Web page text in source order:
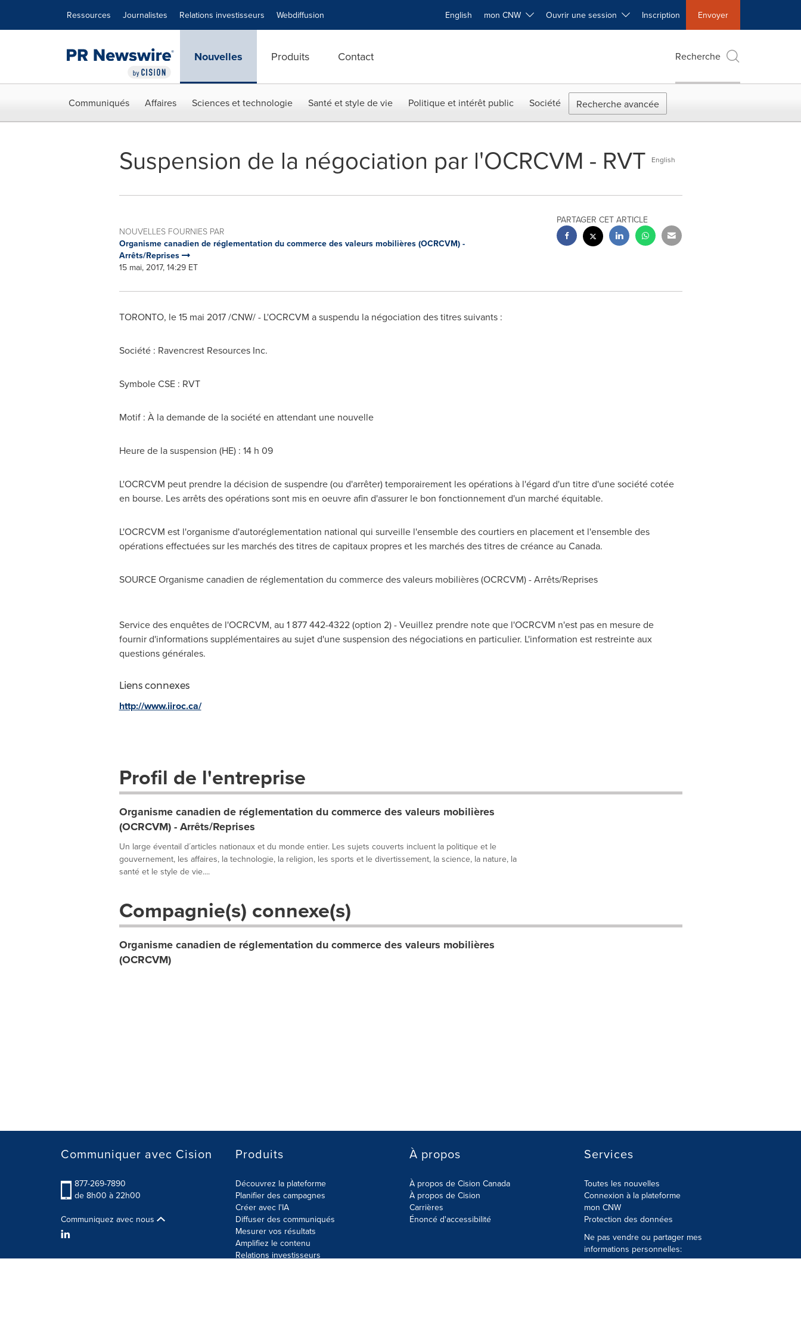
Ressources Journalistes Relations investisseurs Webdiffusion English mon CNW Ouvrir une session Inscription Envoyer
Nouvelles Produits Contact Recherche
Communiqués Affaires Sciences et technologie Santé et style de vie Politique et intérêt public Société Recherche avancée
Suspension de la négociation par l'OCRCVM - RVT English
NOUVELLES FOURNIES PAR
Organisme canadien de réglementation du commerce des valeurs mobilières (OCRCVM) -
Arrêts/Reprises
15 mai, 2017, 14:29 ET
PARTAGER CET ARTICLE
TORONTO, le 15 mai 2017 /CNW/ - L'OCRCVM a suspendu la négociation des titres suivants :
Société : Ravencrest Resources Inc.
Symbole CSE : RVT
Motif : À la demande de la société en attendant une nouvelle
Heure de la suspension (HE) : 14 h 09
L'OCRCVM peut prendre la décision de suspendre (ou d'arrêter) temporairement les opérations à l'égard d'un titre d'une société cotée
en bourse. Les arrêts des opérations sont mis en oeuvre afin d'assurer le bon fonctionnement d'un marché équitable.
L'OCRCVM est l'organisme d'autoréglementation national qui surveille l'ensemble des courtiers en placement et l'ensemble des
opérations effectuées sur les marchés des titres de capitaux propres et les marchés des titres de créance au Canada.
SOURCE Organisme canadien de réglementation du commerce des valeurs mobilières (OCRCVM) - Arrêts/Reprises
Service des enquêtes de l'OCRCVM, au 1 877 442-4322 (option 2) - Veuillez prendre note que l'OCRCVM n'est pas en mesure de
fournir d'informations supplémentaires au sujet d'une suspension des négociations en particulier. L'information est restreinte aux
questions générales.
Liens connexes
http://www.iiroc.ca/
Profil de l'entreprise
Organisme canadien de réglementation du commerce des valeurs mobilières
(OCRCVM) - Arrêts/Reprises
Un large éventail d´articles nationaux et du monde entier. Les sujets couverts incluent la politique et le
gouvernement, les affaires, la technologie, la religion, les sports et le divertissement, la science, la nature, la
santé et le style de vie....
Compagnie(s) connexe(s)
Organisme canadien de réglementation du commerce des valeurs mobilières
(OCRCVM)
Communiquer avec Cision
877-269-7890
de 8h00 à 22h00
Communiquez avec nous
Produits
Découvrez la plateforme
Planifier des campagnes
Créer avec l'IA
Diffuser des communiqués
Mesurer vos résultats
Amplifiez le contenu
Relations investisseurs
À propos
À propos de Cision Canada
À propos de Cision
Carrières
Énoncé d'accessibilité
Services
Toutes les nouvelles
Connexion à la plateforme
mon CNW
Protection des données
Ne pas vendre ou partager mes
informations personnelles: